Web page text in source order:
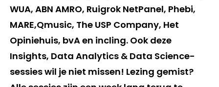
WUA, ABN AMRO, Ruigrok NetPanel, Phebi,
MARE,Qmusic, The USP Company, Het
Opiniehuis, bvA en incling. Ook deze
Insights, Data Analytics & Data Science-
sessies wil je niet missen! Lezing gemist?